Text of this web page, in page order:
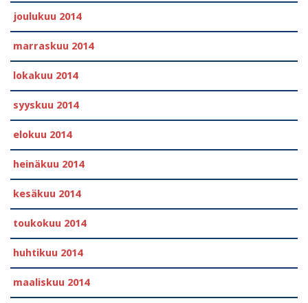
joulukuu 2014
marraskuu 2014
lokakuu 2014
syyskuu 2014
elokuu 2014
heinäkuu 2014
kesäkuu 2014
toukokuu 2014
huhtikuu 2014
maaliskuu 2014